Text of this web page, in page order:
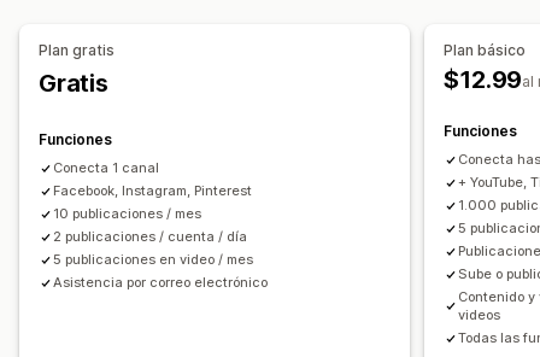
Informes y estadísticas de rendimiento
Paneles de control
Plan gratis
Gratis
Funciones
Conecta 1 canal
Facebook, Instagram, Pinterest
10 publicaciones / mes
2 publicaciones / cuenta / día
5 publicaciones en video / mes
Asistencia por correo electrónico
Plan básico
$12.99al
Funciones
Conecta
+ YouTube,
1.000
5
Sube o
Contenido
videos
Todas las